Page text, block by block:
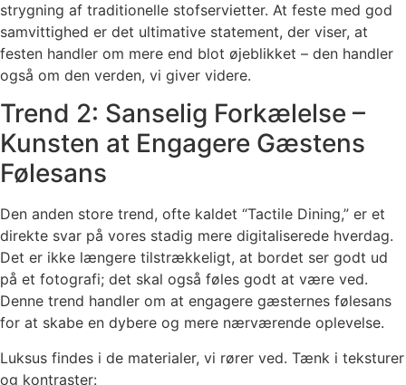
strygning af traditionelle stofservietter. At feste med god
samvittighed er det ultimative statement, der viser, at
festen handler om mere end blot øjeblikket – den handler
også om den verden, vi giver videre.
Trend 2: Sanselig Forkælelse –
Kunsten at Engagere Gæstens
Følesans
Den anden store trend, ofte kaldet “Tactile Dining,” er et
direkte svar på vores stadig mere digitaliserede hverdag.
Det er ikke længere tilstrækkeligt, at bordet ser godt ud
på et fotografi; det skal også føles godt at være ved.
Denne trend handler om at engagere gæsternes følesans
for at skabe en dybere og mere nærværende oplevelse.
Luksus findes i de materialer, vi rører ved. Tænk i teksturer
og kontraster: